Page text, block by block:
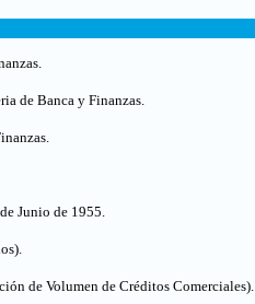
de Banca y Finanzas.
Junio de 1955.
.
de Volumen de Créditos Comerciales).